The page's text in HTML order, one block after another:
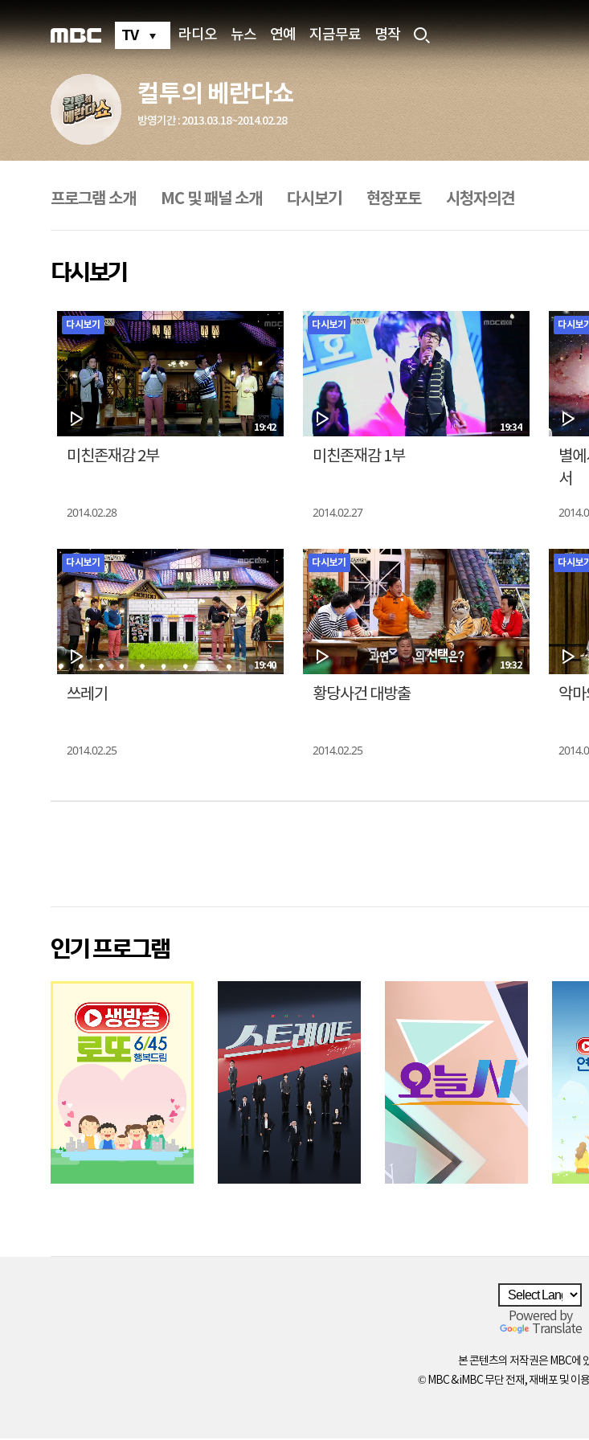
TV 라디오 뉴스 연예 지금무료 명작
의
베
란
다
컬투의 베란다쇼
방영기간 : 2013.03.18~2014.02.28
프로그램 소개 MC 및 패널 소개 다시보기 현장포토 시청자의견
다시보기
다시보기
19:42
미친존재감 2부
2014.02.28
다시보기
19:34
미친존재감 1부
2014.02.27
다시보기
별
서
다시보기
19:40
쓰레기
2014.02.25
다시보기
19:32
황당사건 대방출
2014.02.25
다시보기
악
인기 프로그램
Powered by
Translate
본 콘텐츠의 저작권은 MBC에
© MBC & iMBC 무단 전재, 재배포 및 이